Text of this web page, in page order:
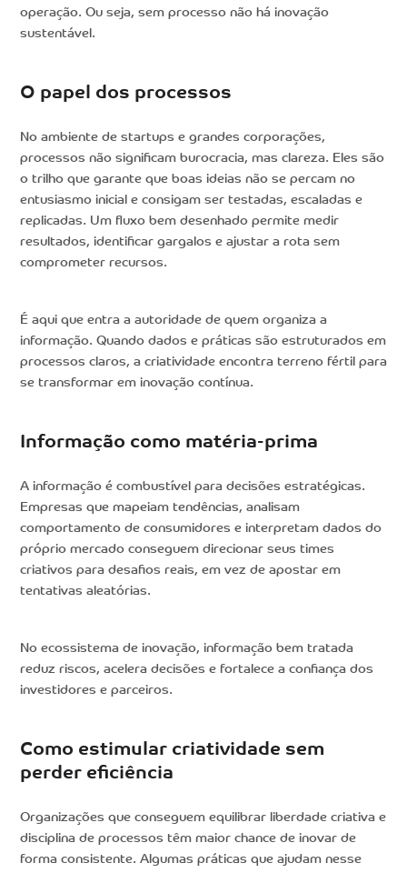
operação. Ou seja, sem processo não há inovação
sustentável.
O papel dos processos
No ambiente de startups e grandes corporações,
processos não significam burocracia, mas clareza. Eles são
o trilho que garante que boas ideias não se percam no
entusiasmo inicial e consigam ser testadas, escaladas e
replicadas. Um fluxo bem desenhado permite medir
resultados, identificar gargalos e ajustar a rota sem
comprometer recursos.
É aqui que entra a autoridade de quem organiza a
informação. Quando dados e práticas são estruturados em
processos claros, a criatividade encontra terreno fértil para
se transformar em inovação contínua.
Informação como matéria-prima
A informação é combustível para decisões estratégicas.
Empresas que mapeiam tendências, analisam
comportamento de consumidores e interpretam dados do
próprio mercado conseguem direcionar seus times
criativos para desafios reais, em vez de apostar em
tentativas aleatórias.
No ecossistema de inovação, informação bem tratada
reduz riscos, acelera decisões e fortalece a confiança dos
investidores e parceiros.
Como estimular criatividade sem
perder eficiência
Organizações que conseguem equilibrar liberdade criativa e
disciplina de processos têm maior chance de inovar de
forma consistente. Algumas práticas que ajudam nesse